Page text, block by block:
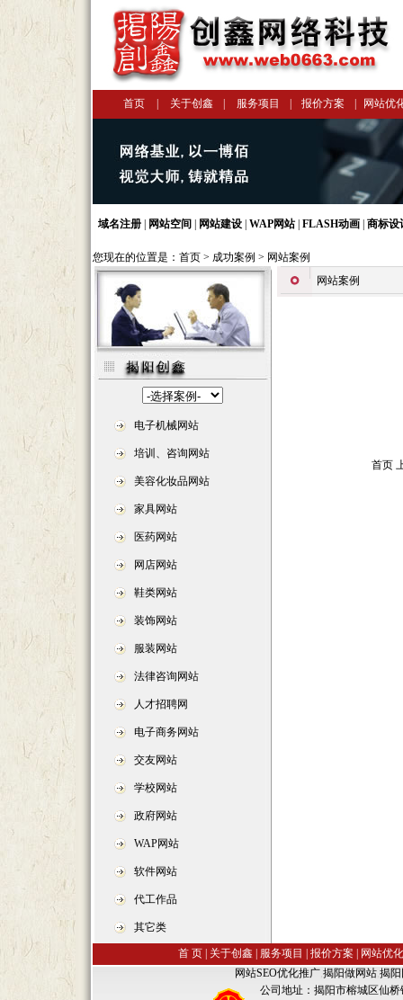
首页 关于创鑫 服务项目 报价方案 网站优
域名注册 网站空间 网站建设 WAP网站| FLASH动画 商标设
您现在的位置是： 首页 > 成功案例 > 网站案例
电子机械网站
培训、咨询网站
美容化妆品网站
家具网站
医药网站
网店网站
鞋类网站
装饰网站
服装网站
法律咨询网站
人才招聘网
电子商务网站
交友网站
学校网站
政府网站
WAP网站
软件网站
代工作品
其它类
网站案例
首页
首 页 关于创鑫 服务项目 报价方案
网站优化
网站SEO优化推广,揭阳做网站,揭
公司地址：揭阳市榕城区仙